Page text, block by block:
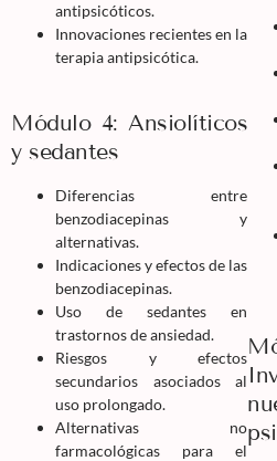
antipsicóticos.
Innovaciones recientes en la
terapia antipsicótica.
Módulo 4: Ansiolíticos
y sedantes
Diferencias entre
benzodiacepinas y
alternativas.
Indicaciones y efectos de las
benzodiacepinas.
Uso de sedantes en
trastornos de ansiedad.
Riesgos y efectos
secundarios asociados al
uso prolongado.
Alternativas no
farmacológicas para el